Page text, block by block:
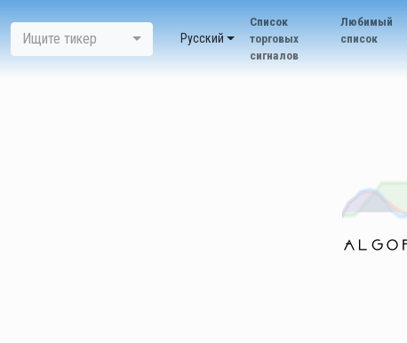
Ищите тикер Pусский
Список
торговых
сигналов
Любимый
список